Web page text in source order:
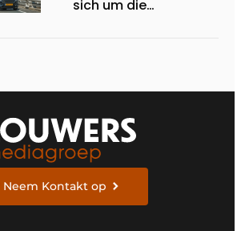
sich um die
Neem Kontakt op